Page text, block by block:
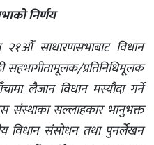
निर्णय
साधारणसभाबाट विधान
प्रतिनिधिमूलक
लैजान विधान मस्यौदा गर्ने
संस्थाका सल्लाहकार भानुभक्त
विधान संसोधन तथा पुनर्लेखन